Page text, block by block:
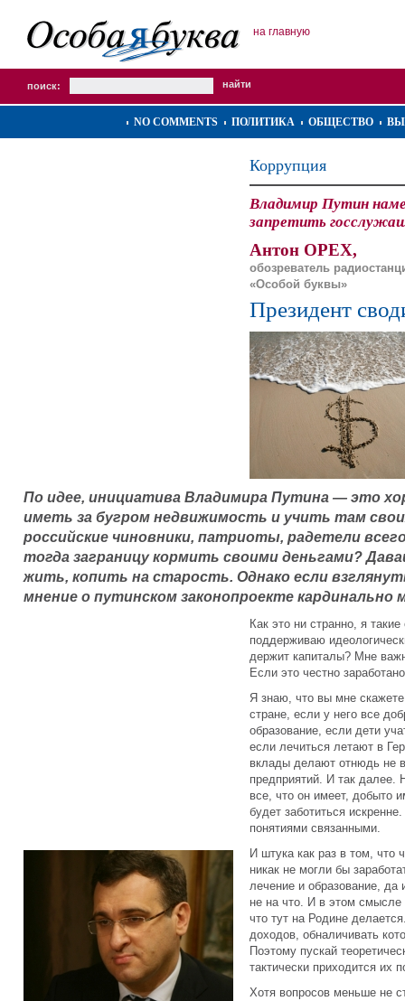
на главную
поиск:
NO COMMENTS ПОЛИТИКА ОБЩЕСТВО
Коррупция
Владимир Путин
запретить
Антон ОРЕХ,
обозреватель
«Особой буквы»
Президент
По идее, инициатива Владимира Путина — это
иметь за бугром недвижимость и учить там
российские чиновники, патриоты, радетели
тогда заграницу кормить своими деньгами?
жить, копить на старость. Однако если
мнение о путинском законопроекте кардинально
Как это ни странно, я
поддерживаю
держит капиталы? Мне
Если это честно
Я знаю, что вы мне
стране, если у него все
образование, если дети
если лечиться летают в
вклады делают отнюдь не
предприятий. И так далее.
все, что он имеет, добыто
будет заботиться
понятиями связанными.
И штука как раз в том, что
никак не могли бы
лечение и образование,
не на что. И в этом
что тут на Родине
доходов, обналичивать
Поэтому пускай
тактически приходится их
Хотя вопросов меньше не